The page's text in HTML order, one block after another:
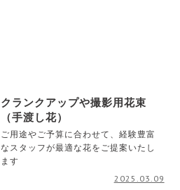
クランクアップや撮影用花束
（手渡し花）
ご用途やご予算に合わせて、経験豊富
なスタッフが最適な花をご提案いたし
ます
2025.03.09